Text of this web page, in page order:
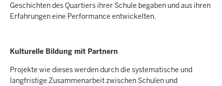
Geschichten des Quartiers ihrer Schule begaben und aus ihren
Erfahrungen eine Performance entwickelten.
Kulturelle Bildung mit Partnern
Projekte wie dieses werden durch die systematische und
langfristige Zusammenarbeit zwischen Schulen und